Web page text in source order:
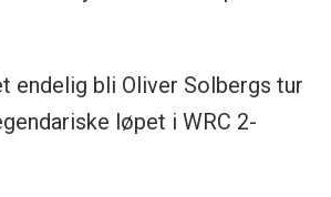
endelig bli Oliver Solbergs tur
løpet i WRC 2-